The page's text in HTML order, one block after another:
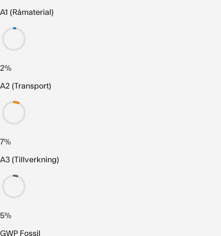
A1 (Råmaterial)
2%
A2 (Transport)
7%
A3 (Tillverkning)
5%
GWP Fossil